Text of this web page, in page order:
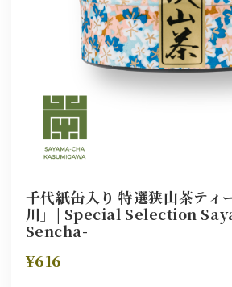
千代紙缶入り 特選狭山茶ティ
川」| Special Selection
Sencha-
¥616